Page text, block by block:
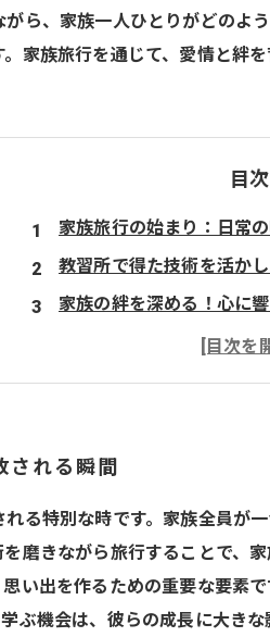
ら、家族一人ひとりがどのよ
家族旅行を通じて、愛情と絆
目次
家族旅行の始まり：日常
教習所で得た技術を活か
家族の絆を深める！心に
子どもたちの成長と学び
特別な体験が生む感動と
心に残る家族旅行：絆を
される瞬間
る特別な時です。家族全員が
磨きながら旅行することで、
い出を作るための重要な要素
ぶ機会は、彼らの成長に大き